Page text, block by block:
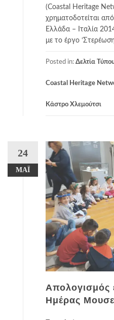
(Coastal Heritage
χρηματοδοτείται
Ελλάδα – Ιταλία
με το έργο
Posted in: Δελτία
Coastal Heritage
Κάστρο Χλεμούτσι
24
ΜΆΙ
Απολογισμός
Ημέρας